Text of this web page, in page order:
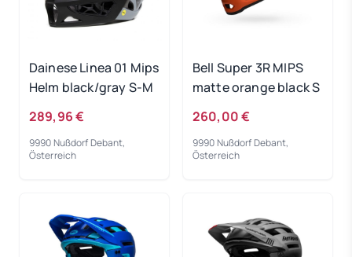
Dainese Linea 01 Mips
Helm black/gray S-M
289,96 €
9990 Nußdorf Debant,
Österreich
Bell Super 3R MIPS
matte orange black S
260,00 €
9990 Nußdorf Debant,
Österreich